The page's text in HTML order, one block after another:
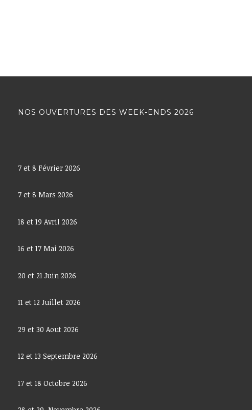
NOS OUVERTURES DES WEEK-ENDS 2026
7 et 8 Février 2026
7 et 8 Mars 2026
18 et 19 Avril 2026
16 et 17 Mai 2026
20 et 21 Juin 2026
11 et 12 Juillet 2026
29 et 30 Aout 2026
12 et 13 Septembre 2026
17 et 18 Octobre 2026